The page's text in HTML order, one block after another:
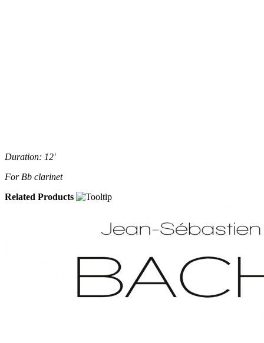
Duration: 12'
For Bb clarinet
Related Products